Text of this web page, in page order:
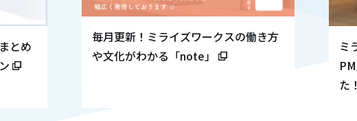
とめ
毎月更新！ミライズワークスの働き方
や文化がわかる「note」
ミ
た！